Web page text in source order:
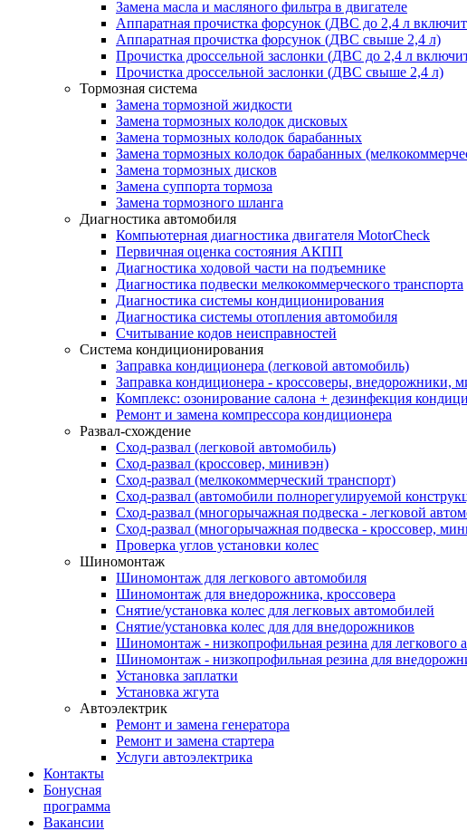
Замена масла и масляного фильтра в двигателе
Аппаратная прочистка форсунок (ДВС до 2,4 л
Аппаратная прочистка форсунок (ДВС свыше 2,4 л)
Прочистка дроссельной заслонки (ДВС до 2,4 л
Прочистка дроссельной заслонки (ДВС свыше 2,4 л)
Тормозная система
Замена тормозной жидкости
Замена тормозных колодок дисковых
Замена тормозных колодок барабанных
Замена тормозных колодок барабанных
Замена тормозных дисков
Замена суппорта тормоза
Замена тормозного шланга
Диагностика автомобиля
Компьютерная диагностика двигателя MotorCheсk
Первичная оценка состояния АКПП
Диагностика ходовой части на подъемнике
Диагностика подвески мелкокоммерческого транспорта
Диагностика системы кондиционирования
Диагностика системы отопления автомобиля
Считывание кодов неисправностей
Система кондиционирования
Заправка кондиционера (легковой автомобиль)
Заправка кондиционера - кроссоверы, внедорожники,
Комплекс: озонирование салона + дезинфекция
Ремонт и замена компрессора кондиционера
Развал-схождение
Сход-развал (легковой автомобиль)
Сход-развал (кроссовер, минивэн)
Сход-развал (мелкокоммерческий транспорт)
Сход-развал (автомобили полнорегулируемой
Сход-развал (многорычажная подвеска - легковой
Сход-развал (многорычажная подвеска - кроссовер,
Проверка углов установки колес
Шиномонтаж
Шиномонтаж для легкового автомобиля
Шиномонтаж для внедорожника, кроссовера
Снятие/установка колес для легковых автомобилей
Снятие/установка колес для для внедорожников
Шиномонтаж - низкопрофильная резина для легкового
Шиномонтаж - низкопрофильная резина для
Установка заплатки
Установка жгута
Автоэлектрик
Ремонт и замена генератора
Ремонт и замена стартера
Услуги автоэлектрика
Контакты
Бонусная
программа
Вакансии